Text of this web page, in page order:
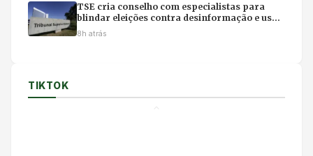
TSE cria conselho com especialistas para
blindar eleições contra desinformação e uso
ilícito de IA
8h atrás
TIKTOK